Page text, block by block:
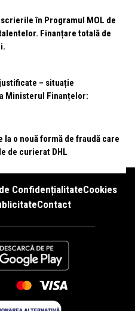
în Programul MOL de
Finanțare totală de
– situație
Ministerul Finanțelor:
la o nouă formă de fraudă care
de curierat DHL
ConfidențialitateCookies
Contact